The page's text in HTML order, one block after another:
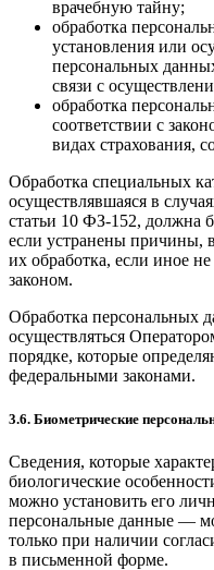
врачебную тайну;
обработка
установления или
персональных
связи с
обработка
соответствии с
видах страхования,
Обработка специальных
осуществлявшаяся в
статьи 10 ФЗ-152, должна
если устранены причины,
их обработка, если иное
законом.
Обработка персональных
осуществляться
порядке, которые
федеральными законами.
3.6. Биометрические
Сведения, которые
биологические
можно установить его
персональные данные —
только при наличии
в письменной форме.